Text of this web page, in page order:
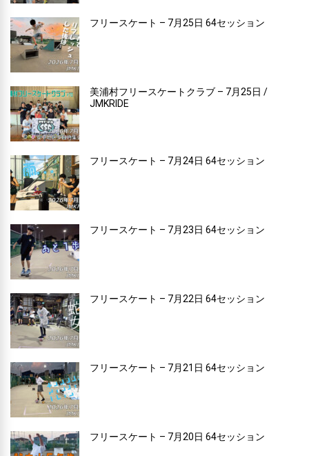
フリースケート – 7月25日 64セッション
美浦村フリースケートクラブ – 7月25日 /
JMKRIDE
フリースケート – 7月24日 64セッション
フリースケート – 7月23日 64セッション
フリースケート – 7月22日 64セッション
フリースケート – 7月21日 64セッション
フリースケート – 7月20日 64セッション